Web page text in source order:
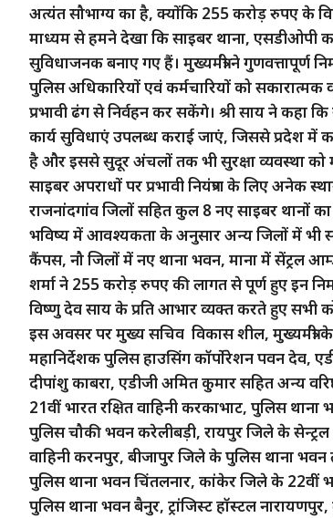
अत्यंत सौभाग्य का है, क्योंकि 255 करोड़ रुपए के
माध्यम से हमने देखा कि साइबर थाना, एसडीओपी
सुविधाजनक बनाए गए हैं। मुख्यमंत्री ने
पुलिस अधिकारियों एवं कर्मचारियों को
प्रभावी ढंग से निर्वहन कर सकेंगे। श्री साय ने कहा
कार्य सुविधाएं उपलब्ध कराई जाएं, जिससे प्रदेश
है और इससे सुदूर अंचलों तक भी सुरक्षा व्यवस्था को
साइबर अपराधों पर प्रभावी नियंत्रण के लिए
राजनांदगांव जिलों सहित कुल 8 नए साइबर थानों
भविष्य में आवश्यकता के अनुसार अन्य जिलों में भी
कैंपस, नौ जिलों में नए थाना भवन, माना में सेंट्रल
शर्मा ने 255 करोड़ रुपए की लागत से पूर्ण हुए इन
विष्णु देव साय के प्रति आभार व्यक्त करते हुए सभी
इस अवसर पर मुख्य सचिव विकास शील,
महानिर्देशक पुलिस हाउसिंग कॉर्पोरेशन पवन देव,
दीपांशु काबरा, एडीजी अमित कुमार सहित अन्य
21वीं भारत रक्षित वाहिनी करकाभाट, पुलिस
पुलिस चौकी भवन करेलीबड़ी, रायपुर जिले के सेन्ट्रल
वाहिनी करनपुर, बीजापुर जिले के पुलिस थाना
पुलिस थाना भवन चिंतलनार, कांकेर जिले के 22वीं
पुलिस थाना भवन बैनुर, ट्रांजिस्ट हॉस्टल